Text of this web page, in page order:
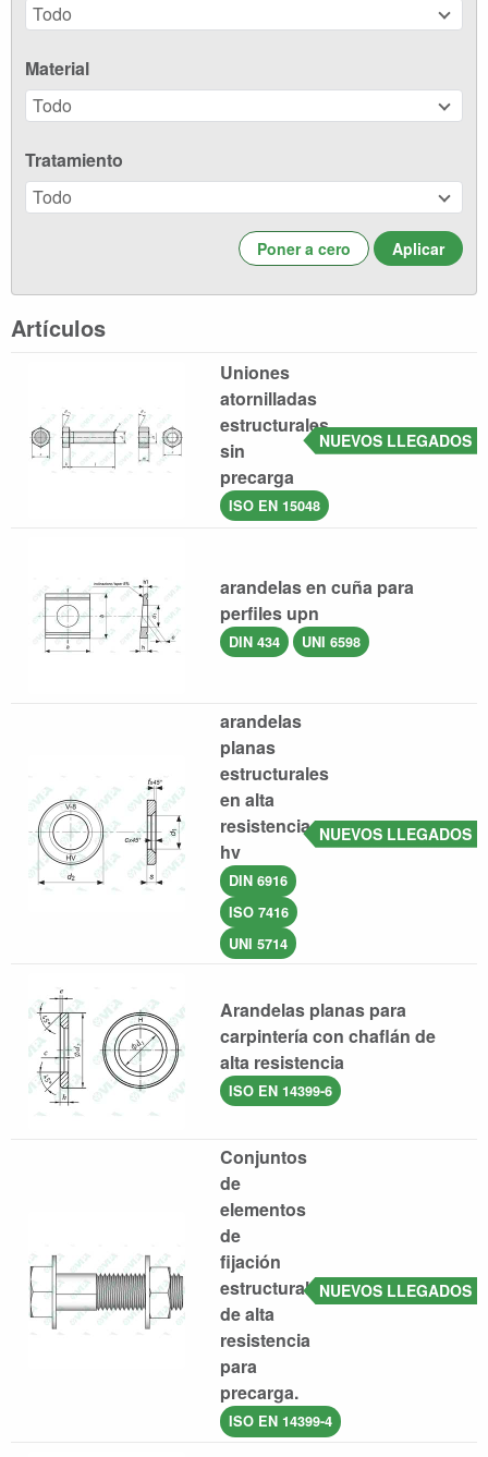
Todo
Material
Todo
Tratamiento
Todo
Poner a cero
Artículos
Uniones
atornilladas
estructurales
sin
precarga
ISO EN 15048
NUEVOS LLEGADOS
arandelas en cuña para
perfiles upn
DIN 434 UNI 6598
arandelas
planas
estructurales
en alta
resistencia
hv
DIN 6916
ISO 7416
UNI 5714
NUEVOS LLEGADOS
Arandelas planas para
carpintería con chaflán de
alta resistencia
ISO EN 14399-6
Conjuntos
de
elementos
de
fijación
estructurales
de alta
resistencia
para
precarga.
ISO EN 14399-4
NUEVOS LLEGADOS